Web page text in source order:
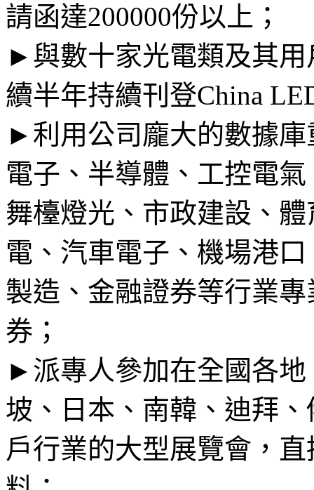
請函達200000份以上；
►與數十家光電類及其
續半年持續刊登China
►利用公司龐大的數據
電子、半導體、工控電
舞檯燈光、市政建設、
電、汽車電子、機場港
製造、金融證券等行業
券；
►派專人參加在全國各
坡、日本、南韓、迪拜
戶行業的大型展覽會，